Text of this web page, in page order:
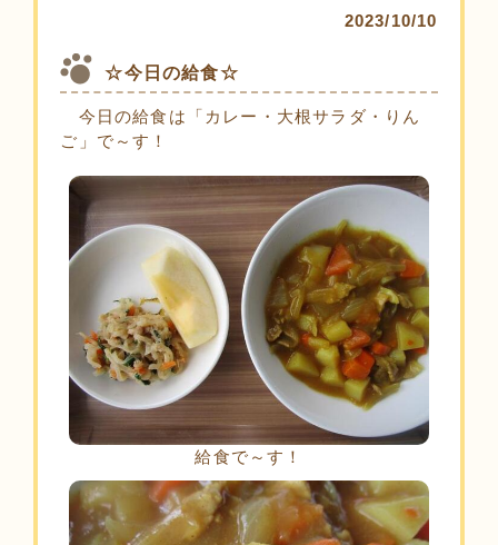
2023/10/10
☆今日の給食☆
今日の給食は「カレー・大根サラダ・りん
ご」で～す！
給食で～す！